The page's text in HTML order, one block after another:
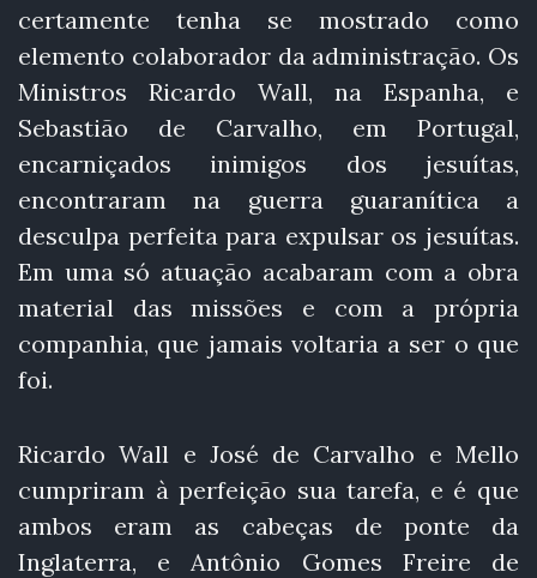
certamente tenha se mostrado como
elemento colaborador da administração. Os
Ministros Ricardo Wall, na Espanha, e
Sebastião de Carvalho, em Portugal,
encarniçados inimigos dos jesuítas,
encontraram na guerra guaranítica a
desculpa perfeita para expulsar os jesuítas.
Em uma só atuação acabaram com a obra
material das missões e com a própria
companhia, que jamais voltaria a ser o que
foi.
Ricardo Wall e José de Carvalho e Mello
cumpriram à perfeição sua tarefa, e é que
ambos eram as cabeças de ponte da
Inglaterra, e Antônio Gomes Freire de